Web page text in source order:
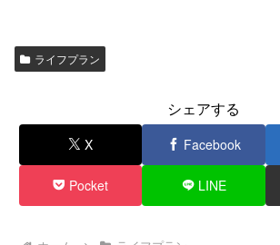
ライフプラン
シェアする
X Facebook
Pocket LINE